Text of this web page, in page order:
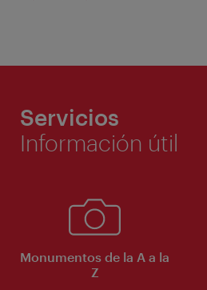
Servicios
Información útil
Monumentos de la A a la
Z